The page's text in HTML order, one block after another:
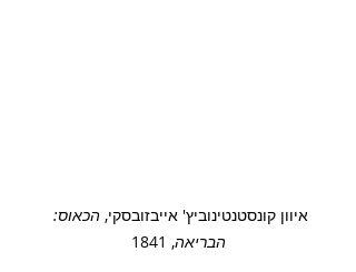
איוון קונסטנטינוביץ' אייבזובסקי‏, ‏ הכאוס:
הבריאה‏‏, 1841